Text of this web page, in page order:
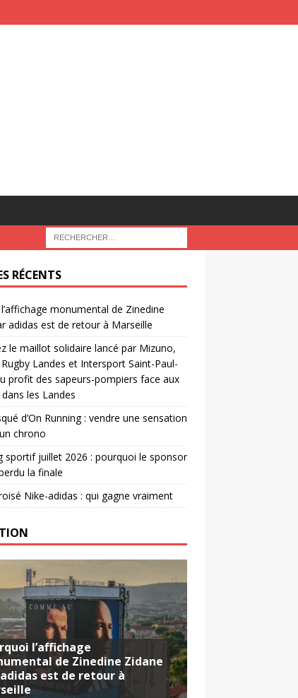
RÉCENTS
monumental de Zinedine
adidas est de retour à Marseille
le maillot solidaire lancé par Mizuno,
Rugby Landes et Intersport Saint-Paul-
profit des sapeurs-pompiers face aux
les Landes
d’On Running : vendre une sensation
chrono
sportif juillet 2026 : pourquoi le sponsor
la finale
Nike-adidas : qui gagne vraiment
l’affichage
de Zinedine Zidane
est de retour à